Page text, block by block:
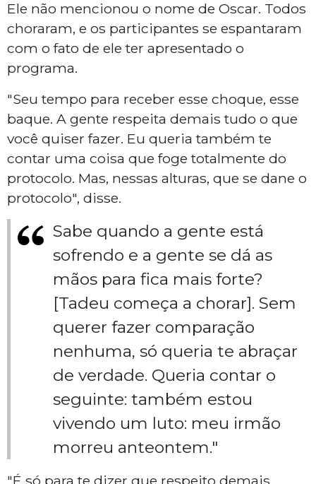
Ele não mencionou o nome de Oscar. Todos
choraram, e os participantes se espantaram
com o fato de ele ter apresentado o
programa.
"Seu tempo para receber esse choque, esse
baque. A gente respeita demais tudo o que
você quiser fazer. Eu queria também te
contar uma coisa que foge totalmente do
protocolo. Mas, nessas alturas, que se dane o
protocolo", disse.
Sabe quando a gente está
sofrendo e a gente se dá as
mãos para fica mais forte?
[Tadeu começa a chorar]. Sem
querer fazer comparação
nenhuma, só queria te abraçar
de verdade. Queria contar o
seguinte: também estou
vivendo um luto: meu irmão
morreu anteontem."
"É só para te dizer que respeito demais